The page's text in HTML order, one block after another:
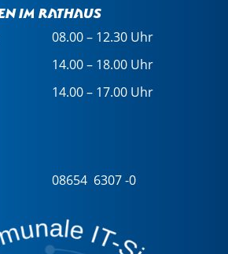
im Rathaus
08.00 – 12.30 Uhr
14.00 – 18.00 Uhr
14.00 – 17.00 Uhr
08654 6307 -0